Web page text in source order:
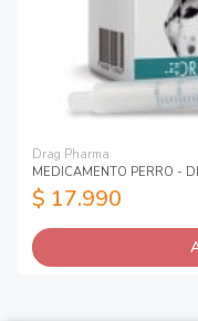
Drag Pharma
MEDICAMENTO PERRO -
$ 17.990